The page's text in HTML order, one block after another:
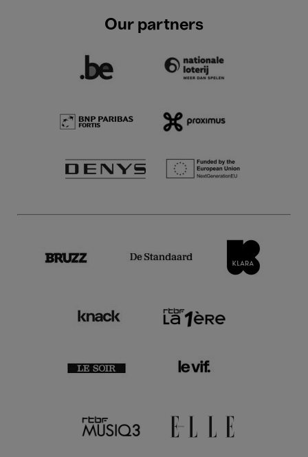
Our partners